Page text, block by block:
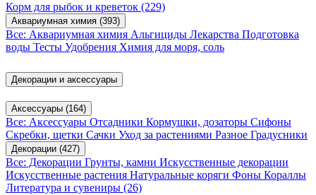
Корм для рыбок и креветок (229)
Аквариумная химия (393)
Все: Аквариумная химия Альгициды Лекарства Подготовка
воды Тесты Удобрения Химия для моря, соль
Декорации и аксессуары
Аксессуары (164)
Все: Аксессуары Отсадники Кормушки, дозаторы Сифоны
Скребки, щетки Сачки Уход за растениями Разное Градусники
Декорации (427)
Все: Декорации Грунты, камни Искусственные декорации
Искусственные растения Натуральные коряги Фоны Кораллы
Литература и сувениры (26)